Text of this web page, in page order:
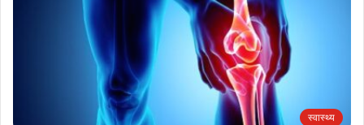
स्वास्थ्य